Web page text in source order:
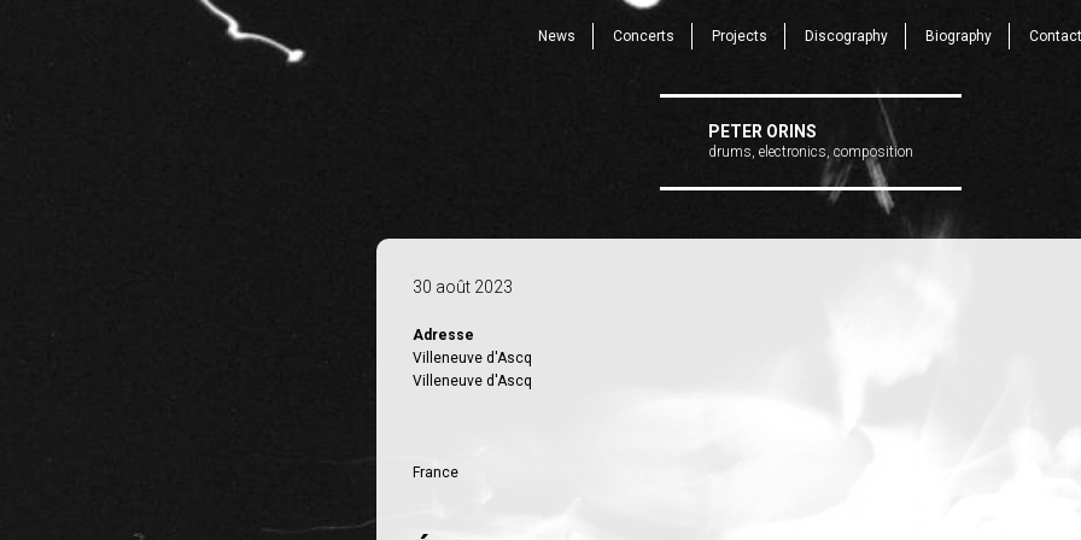
News Concerts Projects Discography Biography Contact
PETER ORINS
drums, electronics, composition
30 août 2023
Adresse
Villeneuve d'Ascq
Villeneuve d'Ascq
France